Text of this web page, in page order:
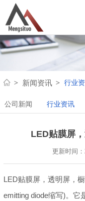
新闻资讯 行业
公司新闻 行业资讯
LED贴膜屏
更新时间
LED贴膜屏，透明屏，
emitting diode缩写)。它